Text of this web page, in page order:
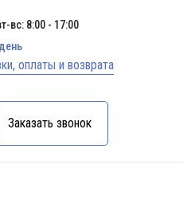
вс: 8:00 - 17:00
оплаты и возврата
Заказать звонок